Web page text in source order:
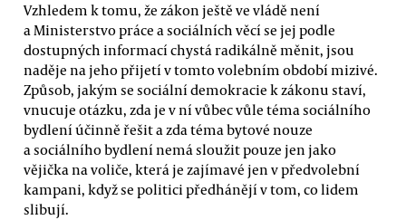
Vzhledem k tomu, že zákon ještě ve vládě není
a Ministerstvo práce a sociálních věcí se jej podle
dostupných informací chystá radikálně měnit, jsou
naděje na jeho přijetí v tomto volebním období mizivé.
Způsob, jakým se sociální demokracie k zákonu staví,
vnucuje otázku, zda je v ní vůbec vůle téma sociálního
bydlení účinně řešit a zda téma bytové nouze
a sociálního bydlení nemá sloužit pouze jen jako
vějička na voliče, která je zajímavé jen v předvolební
kampani, když se politici předhánějí v tom, co lidem
slibují.